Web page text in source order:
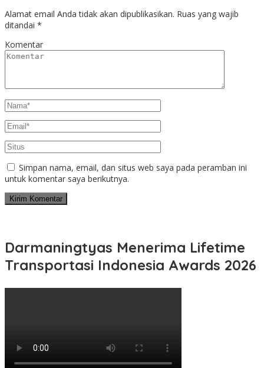
Alamat email Anda tidak akan dipublikasikan. Ruas yang wajib
ditandai *
Komentar
Simpan nama, email, dan situs web saya pada peramban ini
untuk komentar saya berikutnya.
Darmaningtyas Menerima Lifetime
Transportasi Indonesia Awards 2026